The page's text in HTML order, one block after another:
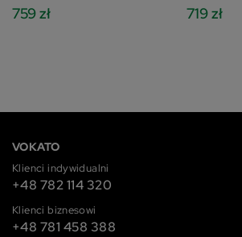
759 zł 719 zł
VOKATO
Klienci indywidualni
+48 782 114 320
Klienci biznesowi
+48 781 458 388